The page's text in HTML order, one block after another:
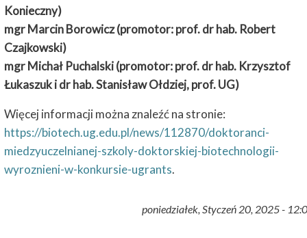
Konieczny)
mgr Marcin Borowicz (promotor: prof. dr hab. Robert
Czajkowski)
mgr Michał Puchalski (promotor: prof. dr hab. Krzysztof
Łukaszuk i dr hab. Stanisław Ołdziej, prof. UG)
Więcej informacji można znaleźć na stronie:
https://biotech.ug.edu.pl/news/112870/doktoranci-
miedzyuczelnianej-szkoly-doktorskiej-biotechnologii-
wyroznieni-w-konkursie-ugrants.
poniedziałek, Styczeń 20, 2025 -